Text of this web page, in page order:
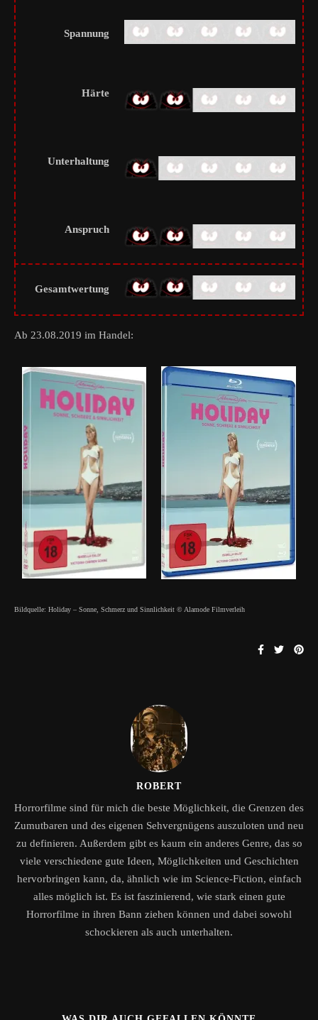
Spannung
Härte
Unterhaltung
Anspruch
Gesamtwertung
Ab 23.08.2019 im Handel:
Bildquelle: Holiday – Sonne, Schmerz und Sinnlichkeit © Alamode Filmverleih
ROBERT
Horrorfilme sind für mich die beste Möglichkeit, die Grenzen des
Zumutbaren und des eigenen Sehvergnügens auszuloten und neu
zu definieren. Außerdem gibt es kaum ein anderes Genre, das so
viele verschiedene gute Ideen, Möglichkeiten und Geschichten
hervorbringen kann, da, ähnlich wie im Science-Fiction, einfach
alles möglich ist. Es ist faszinierend, wie stark einen gute
Horrorfilme in ihren Bann ziehen können und dabei sowohl
schockieren als auch unterhalten.